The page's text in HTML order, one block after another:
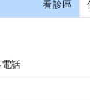
看診區
話